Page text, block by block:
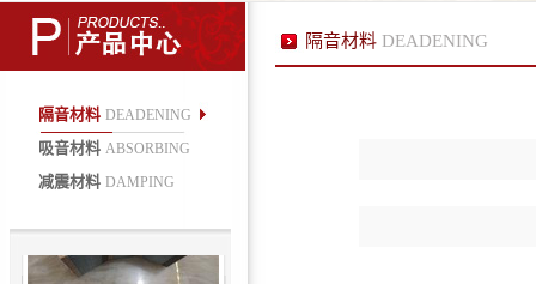
隔音材料 DEADENING
吸音材料 ABSORBING
减震材料 DAMPING
隔音材料 DEADENING